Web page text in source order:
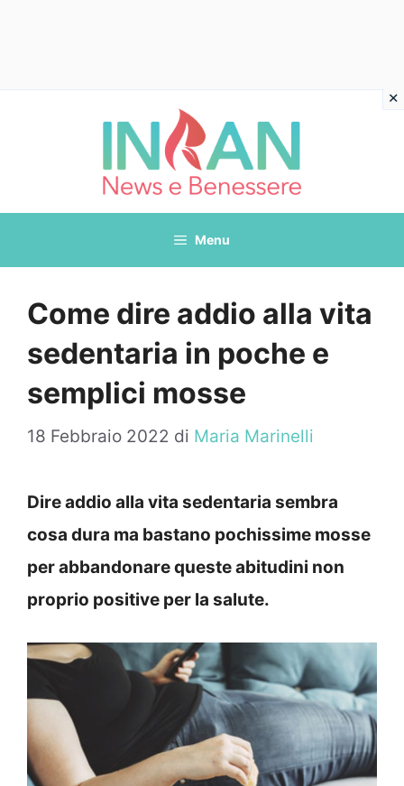
Menu
Come dire addio alla vita
sedentaria in poche e
semplici mosse
18 Febbraio 2022 di Maria Marinelli
Dire addio alla vita sedentaria sembra
cosa dura ma bastano pochissime mosse
per abbandonare queste abitudini non
proprio positive per la salute.